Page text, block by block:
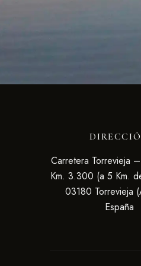
Carretera Torrevieja
Km. 3.300 (a 5 Km.
03180 Torrevieja
España